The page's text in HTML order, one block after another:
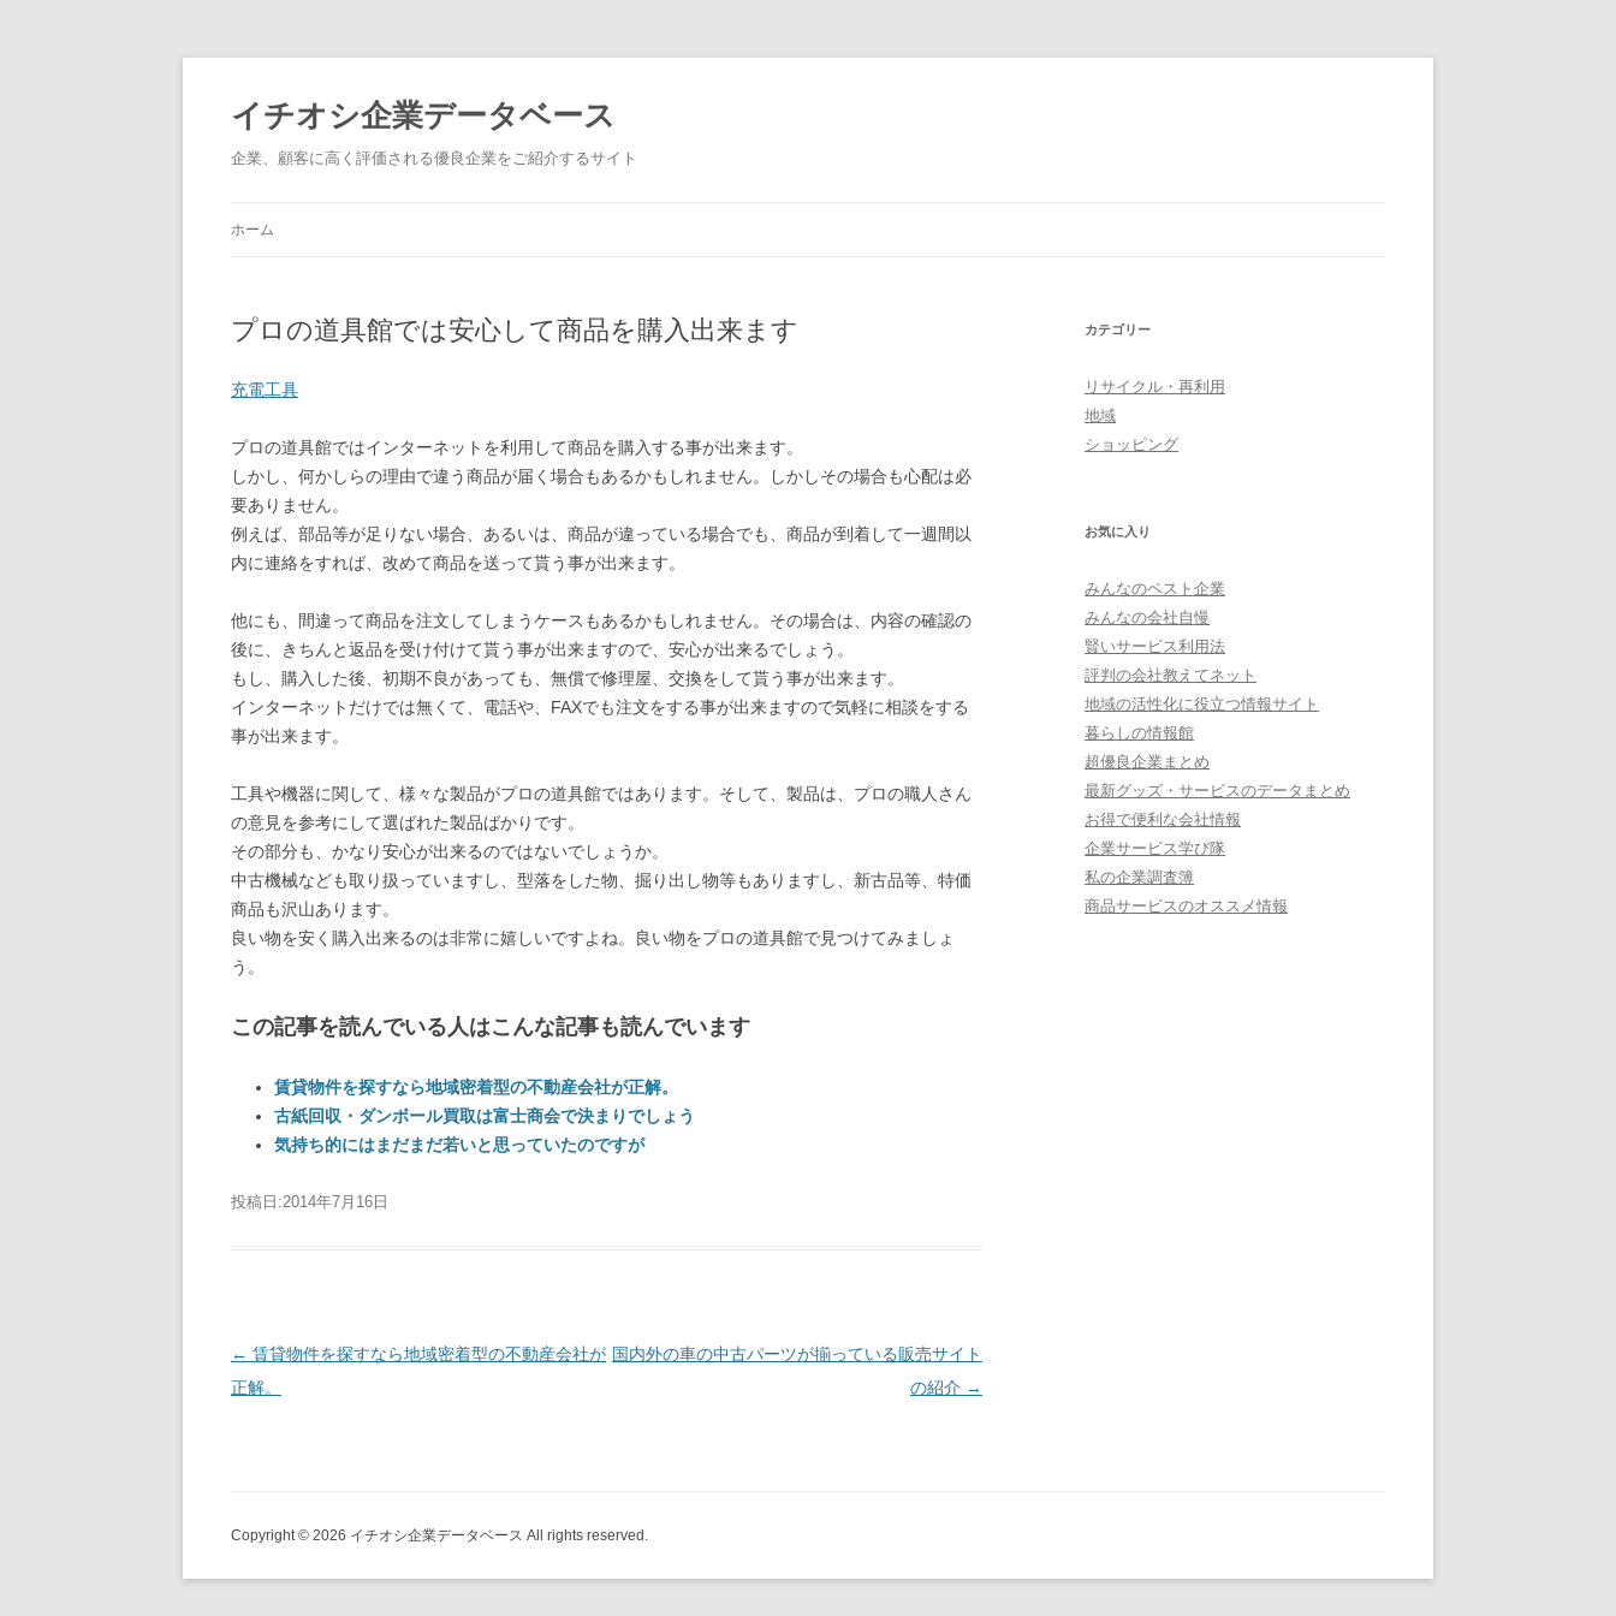
イチオシ企業データベース
企業、顧客に高く評価される優良企業をご紹介するサイト
ホーム
プロの道具館では安心して商品を購入出来ます
充電工具
プロの道具館ではインターネットを利用して商品を購入する事が出来ます。
しかし、何かしらの理由で違う商品が届く場合もあるかもしれません。しかしその場合も心配は必
要ありません。
例えば、部品等が足りない場合、あるいは、商品が違っている場合でも、商品が到着して一週間以
内に連絡をすれば、改めて商品を送って貰う事が出来ます。
他にも、間違って商品を注文してしまうケースもあるかもしれません。その場合は、内容の確認の
後に、きちんと返品を受け付けて貰う事が出来ますので、安心が出来るでしょう。
もし、購入した後、初期不良があっても、無償で修理屋、交換をして貰う事が出来ます。
インターネットだけでは無くて、電話や、FAXでも注文をする事が出来ますので気軽に相談をする
事が出来ます。
工具や機器に関して、様々な製品がプロの道具館ではあります。そして、製品は、プロの職人さん
の意見を参考にして選ばれた製品ばかりです。
その部分も、かなり安心が出来るのではないでしょうか。
中古機械なども取り扱っていますし、型落をした物、掘り出し物等もありますし、新古品等、特価
商品も沢山あります。
良い物を安く購入出来るのは非常に嬉しいですよね。良い物をプロの道具館で見つけてみましょ
う。
この記事を読んでいる人はこんな記事も読んでいます
賃貸物件を探すなら地域密着型の不動産会社が正解。
古紙回収・ダンボール買取は富士商会で決まりでしょう
気持ち的にはまだまだ若いと思っていたのですが
投稿日:2014年7月16日
投稿ナビゲーション
← 賃貸物件を探すなら地域密着型の不動産会社が
正解。
国内外の車の中古パーツが揃っている販売サイト
の紹介 →
カテゴリー
リサイクル・再利用
地域
ショッピング
お気に入り
みんなのベスト企業
みんなの会社自慢
賢いサービス利用法
評判の会社教えてネット
地域の活性化に役立つ情報サイト
暮らしの情報館
超優良企業まとめ
最新グッズ・サービスのデータまとめ
お得で便利な会社情報
企業サービス学び隊
私の企業調査簿
商品サービスのオススメ情報
Copyright © 2026 イチオシ企業データベース All rights reserved.